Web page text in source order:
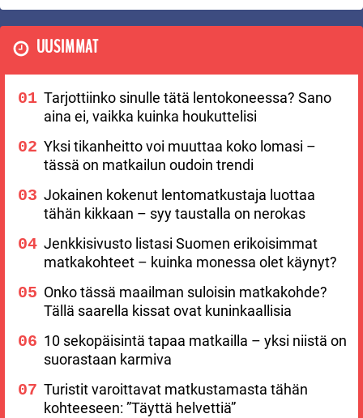
UUSIMMAT
Tarjottiinko sinulle tätä lentokoneessa? Sano
aina ei, vaikka kuinka houkuttelisi
Yksi tikanheitto voi muuttaa koko lomasi –
tässä on matkailun oudoin trendi
Jokainen kokenut lentomatkustaja luottaa
tähän kikkaan – syy taustalla on nerokas
Jenkkisivusto listasi Suomen erikoisimmat
matkakohteet – kuinka monessa olet käynyt?
Onko tässä maailman suloisin matkakohde?
Tällä saarella kissat ovat kuninkaallisia
10 sekopäisintä tapaa matkailla – yksi niistä on
suorastaan karmiva
Turistit varoittavat matkustamasta tähän
kohteeseen: ”Täyttä helvettiä”